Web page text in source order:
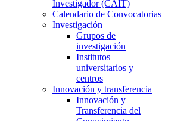
Investigador (CAIT)
Calendario de Convocatorias
Investigación
Grupos de
investigación
Institutos
universitarios y
centros
Innovación y transferencia
Innovación y
Transferencia del